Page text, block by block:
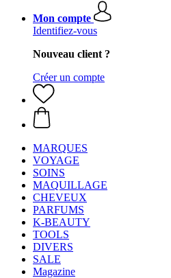
Mon compte
Identifiez-vous
Nouveau client ?
Créer un compte
MARQUES
VOYAGE
SOINS
MAQUILLAGE
CHEVEUX
PARFUMS
K-BEAUTY
TOOLS
DIVERS
SALE
Magazine